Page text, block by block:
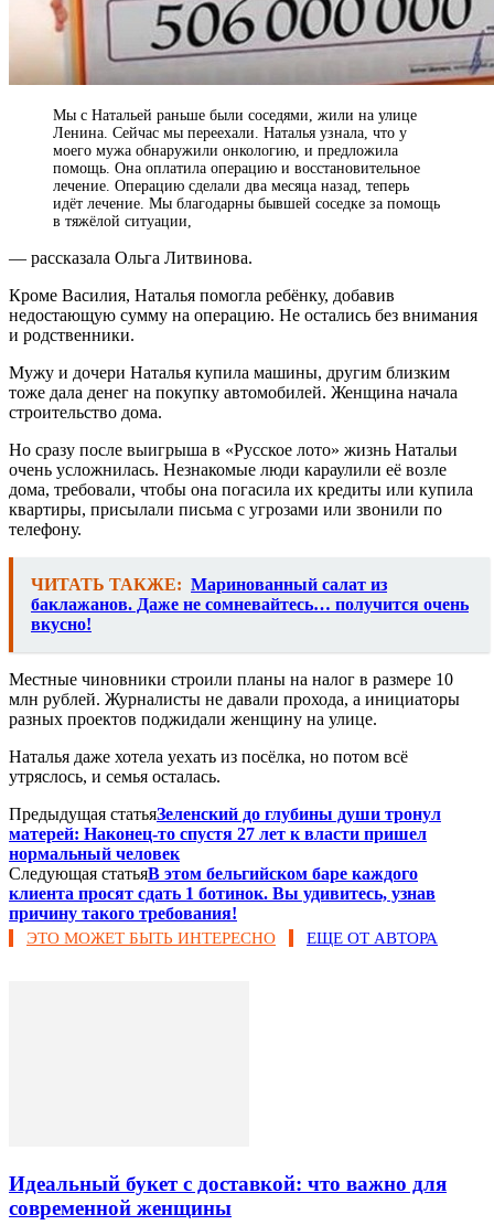
Мы с Натальей раньше были соседями, жили на улице
Ленина. Сейчас мы переехали. Наталья узнала, что у
моего мужа обнаружили онкологию, и предложила
помощь. Она оплатила операцию и восстановительное
лечение. Операцию сделали два месяца назад, теперь
идёт лечение. Мы благодарны бывшей соседке за помощь
в тяжёлой ситуации,
— рассказала Ольга Литвинова.
Кроме Василия, Наталья помогла ребёнку, добавив
недостающую сумму на операцию. Не остались без внимания
и родственники.
Мужу и дочери Наталья купила машины, другим близким
тоже дала денег на покупку автомобилей. Женщина начала
строительство дома.
Но сразу после выигрыша в «Русское лото» жизнь Натальи
очень усложнилась. Незнакомые люди караулили её возле
дома, требовали, чтобы она погасила их кредиты или купила
квартиры, присылали письма с угрозами или звонили по
телефону.
ЧИТАТЬ ТАКЖЕ: Маринованный салат из
баклажанов. Даже не сомневайтесь… получится очень
вкусно!
Местные чиновники строили планы на налог в размере 10
млн рублей. Журналисты не давали прохода, а инициаторы
разных проектов поджидали женщину на улице.
Наталья даже хотела уехать из посёлка, но потом всё
утряслось, и семья осталась.
Предыдущая статьяЗеленский до глубины души тронул
матерей: Наконец-то спустя 27 лет к власти пришел
нормальный человек
Следующая статьяВ этом бельгийском баре каждого
клиента просят сдать 1 ботинок. Вы удивитесь, узнав
причину такого требования!
ЭТО МОЖЕТ БЫТЬ ИНТЕРЕСНО ЕЩЕ ОТ АВТОРА
Идеальный букет с доставкой: что важно для
современной женщины